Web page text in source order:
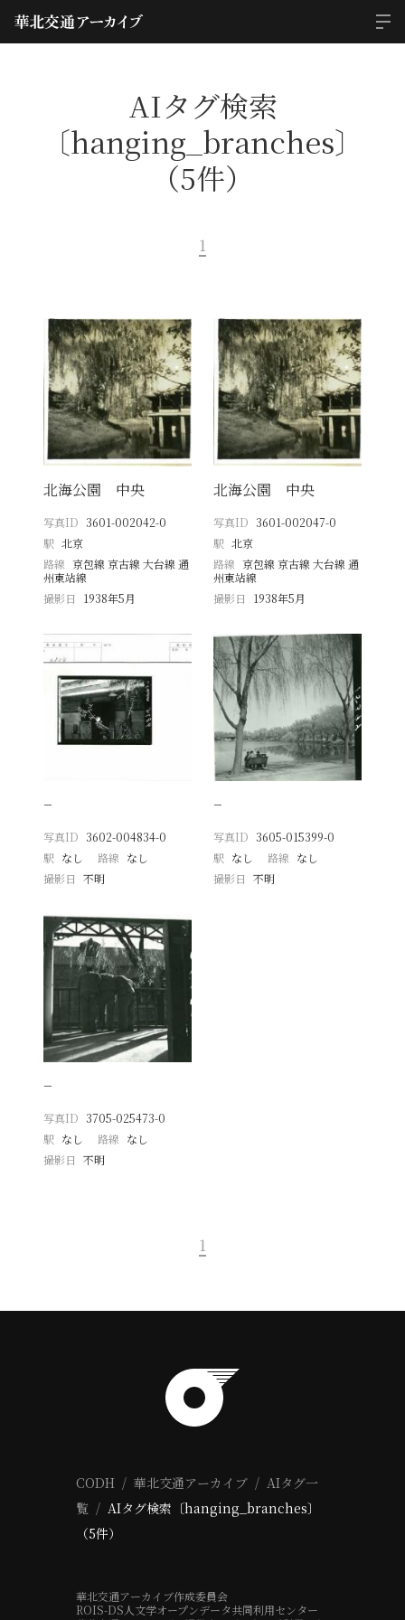
AIタグ検索
〔hanging_branches〕
（5件）
1
北海公園 中央
写真ID 3601-002042-0
駅 北京
路線 京包線 京古線 大台線 通
州東站線
撮影日
1938年5月
北海公園 中央
写真ID 3601-002047-0
駅 北京
路線 京包線 京古線 大台線 通
州東站線
撮影日
1938年5月
−
写真ID 3602-004834-0
駅 なし 路線 なし
撮影日
不明
−
写真ID 3605-015399-0
駅 なし 路線 なし
撮影日 不明
−
写真ID 3705-025473-0
駅 なし 路線 なし
撮影日
不明
1
CODH 華北交通アーカイブ
AIタグ一
覧
AIタグ検索〔hanging_branches〕
（5件）
華北交通アーカイブ作成委員会
ROIS-DS人文学オープンデータ共同利用センター